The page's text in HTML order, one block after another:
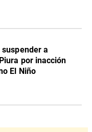
a
por inacción
El Niño